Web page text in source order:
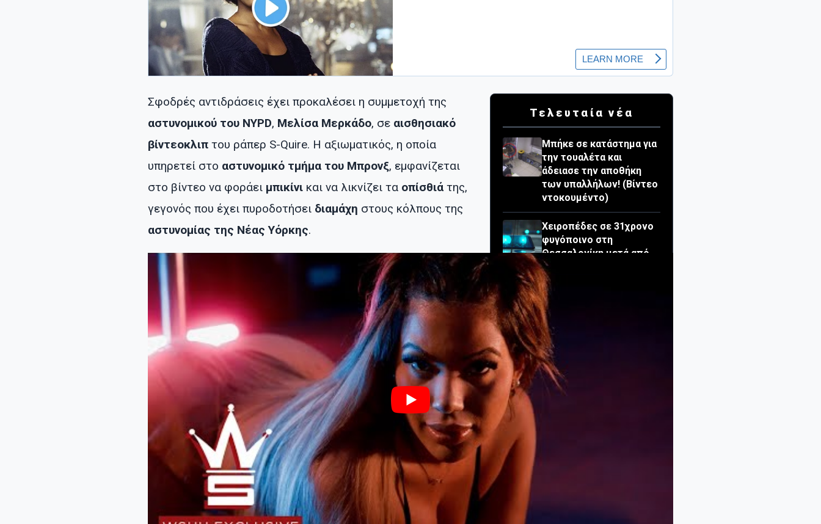
Τελευταία νέα
Μπήκε σε κατάστημα για
την τουαλέτα και
άδειασε την αποθήκη
των υπαλλήλων! (Βίντεο
ντοκουμέντο)
Χειροπέδες σε 31χρονο
φυγόποινο στη
Θεσσαλονίκη μετά από
ερυθρά αγγελία της
Interpol
Περιπέτεια στο βουνό
για 18χρονο στη Θάσο: Η
κλήση στο 112 και η
έγκαιρη επέμβαση των
πυροσβεστών τον
έσωσαν!
Σφοδρές αντιδράσεις έχει προκαλέσει η συμμετοχή της
αστυνομικού του NYPD, Μελίσα Μερκάδο, σε αισθησιακό
βίντεοκλιπ του ράπερ S-Quire. Η αξιωματικός, η οποία
υπηρετεί στο αστυνομικό τμήμα του Μπρονξ, εμφανίζεται
στο βίντεο να φοράει μπικίνι και να λικνίζει τα οπίσθιά της,
γεγονός που έχει πυροδοτήσει διαμάχη στους κόλπους της
αστυνομίας της Νέας Υόρκης.